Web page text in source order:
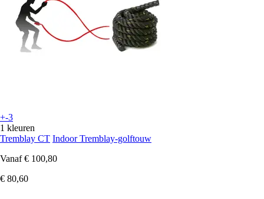
+-3
1 kleuren
Tremblay CT Indoor Tremblay-golftouw
Vanaf € 100,80
€ 80,60